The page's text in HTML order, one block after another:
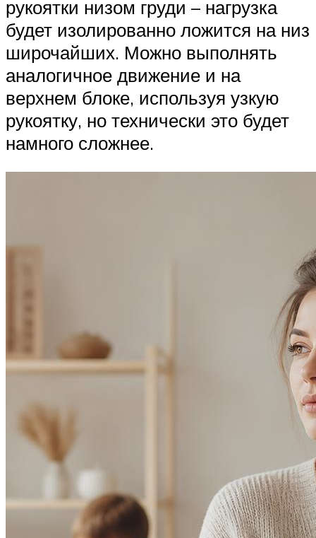
рукоятки низом груди – нагрузка
будет изолированно ложится на низ
широчайших. Можно выполнять
аналогичное движение и на
верхнем блоке, используя узкую
рукоятку, но технически это будет
намного сложнее.